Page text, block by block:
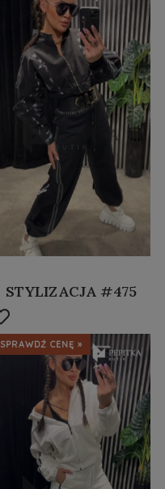
STYLIZACJA #475
SPRAWDŹ CENĘ »